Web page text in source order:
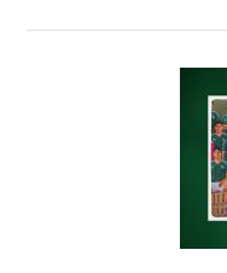
rápidos